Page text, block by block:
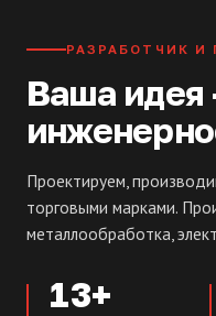
РАЗРАБОТЧИК И
Ваша идея
Проектируем,
торговыми марками.
металлообработка,
13+